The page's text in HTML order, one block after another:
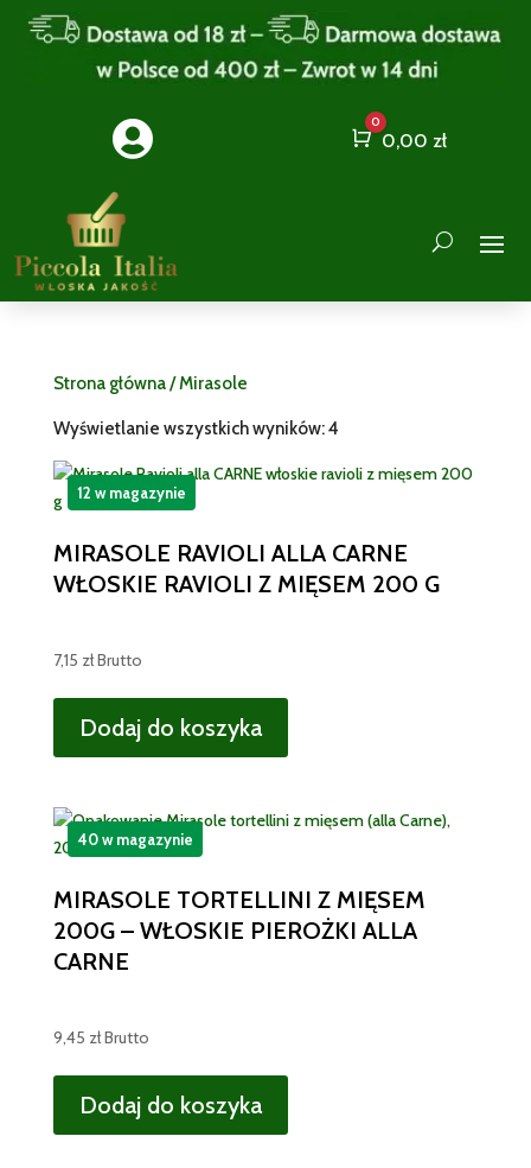
 Cart
0
0,00 zł
Strona główna/ Mirasole
Wyświetlanie wszystkich wyników: 4
MIRASOLE RAVIOLI ALLA CARNE
WŁOSKIE RAVIOLI Z MIĘSEM 200 G
7,15 złBrutto
Dodaj do koszyka
12 w magazynie
MIRASOLE TORTELLINI Z MIĘSEM
200G – WŁOSKIE PIEROŻKI ALLA
CARNE
9,45 złBrutto
Dodaj do koszyka
40 w magazynie